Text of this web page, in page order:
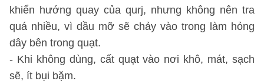
khiển hướng quay của qurj, nhưng không nên tra
quá nhiều, vì dầu mỡ sẽ chảy vào trong làm hỏng
dây bên trong quạt.
- Khi không dùng, cất quạt vào nơi khô, mát, sạch
sẽ, ít bụi bặm.